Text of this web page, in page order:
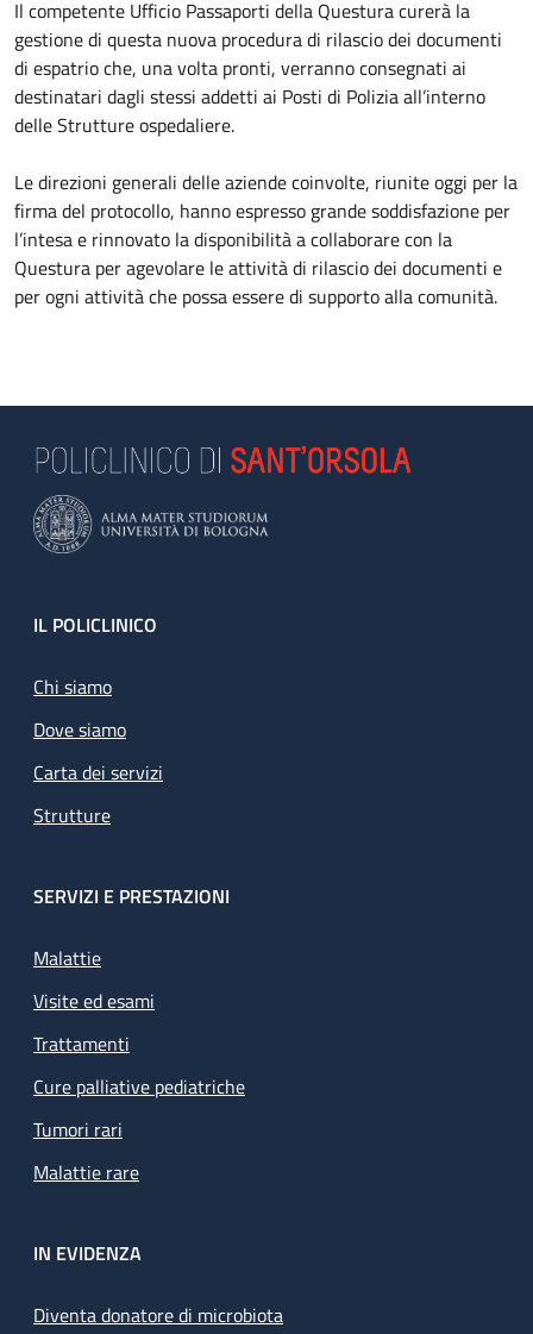
Il competente Ufficio Passaporti della Questura curerà la
gestione di questa nuova procedura di rilascio dei documenti
di espatrio che, una volta pronti, verranno consegnati ai
destinatari dagli stessi addetti ai Posti di Polizia all’interno
delle Strutture ospedaliere.
Le direzioni generali delle aziende coinvolte, riunite oggi per la
firma del protocollo, hanno espresso grande soddisfazione per
l’intesa e rinnovato la disponibilità a collaborare con la
Questura per agevolare le attività di rilascio dei documenti e
per ogni attività che possa essere di supporto alla comunità.
Footer
IL POLICLINICO
Chi siamo
Dove siamo
Carta dei servizi
Strutture
SERVIZI E PRESTAZIONI
Malattie
Visite ed esami
Trattamenti
Cure palliative pediatriche
Tumori rari
Malattie rare
IN EVIDENZA
Diventa donatore di microbiota